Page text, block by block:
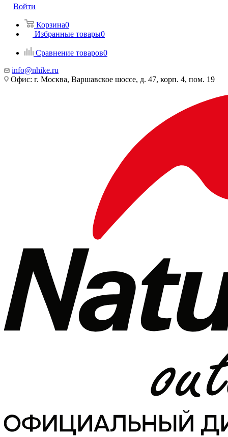
Войти
Корзина0
Избранные товары0
Сравнение товаров0
info@nhike.ru
Офис: г. Москва, Варшавское шоссе, д. 47, корп. 4, пом. 19